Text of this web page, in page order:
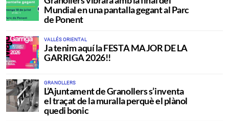
Mundial en una pantalla gegant al Parc
de Ponent
VALLÉS ORIENTAL
Ja tenim aquí la FESTA MAJOR DE LA
GARRIGA 2026!!
GRANOLLERS
L’Ajuntament de Granollers s’inventa
el traçat de la muralla perquè el plànol
quedi bonic